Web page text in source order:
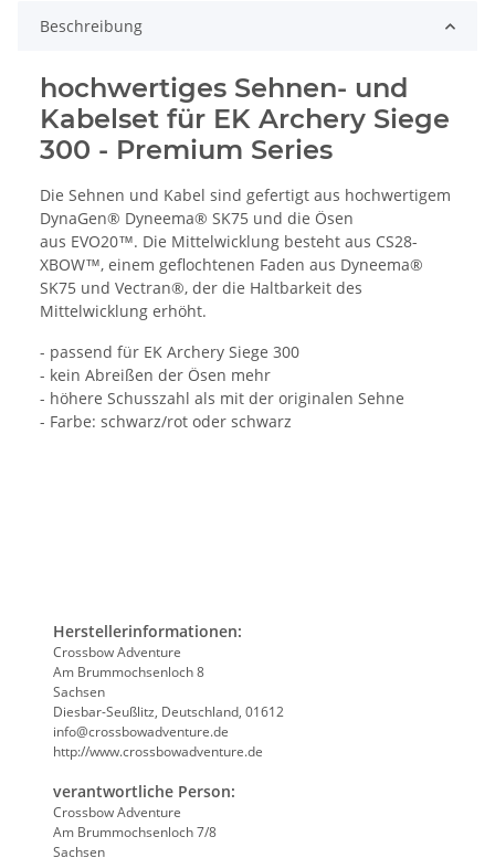
Beschreibung
hochwertiges Sehnen- und
Kabelset für EK Archery Siege
300 - Premium Series
Die Sehnen und Kabel sind gefertigt aus hochwertigem
DynaGen® Dyneema® SK75 und die Ösen
aus EVO20™. Die Mittelwicklung besteht aus CS28-
XBOW™, einem geflochtenen Faden aus Dyneema®
SK75 und Vectran®, der die Haltbarkeit des
Mittelwicklung erhöht.
- passend für EK Archery Siege 300
- kein Abreißen der Ösen mehr
- höhere Schusszahl als mit der originalen Sehne
- Farbe: schwarz/rot oder schwarz
Herstellerinformationen:
Crossbow Adventure
Am Brummochsenloch 8
Sachsen
Diesbar-Seußlitz, Deutschland, 01612
info@crossbowadventure.de
http://www.crossbowadventure.de
verantwortliche Person:
Crossbow Adventure
Am Brummochsenloch 7/8
Sachsen